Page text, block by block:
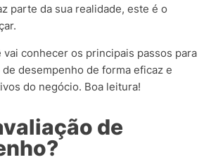
parte da sua realidade, este é o
conhecer os principais passos para
de desempenho de forma eficaz e
do negócio. Boa leitura!
de